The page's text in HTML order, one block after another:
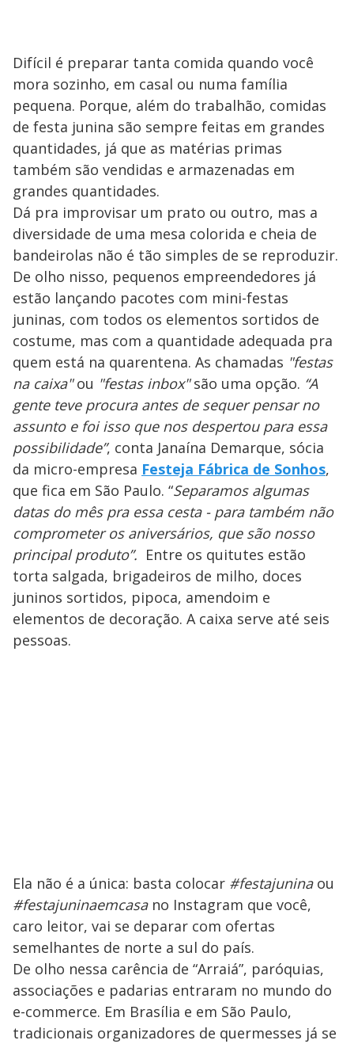
Difícil é preparar tanta comida quando você
mora sozinho, em casal ou numa família
pequena. Porque, além do trabalhão, comidas
de festa junina são sempre feitas em grandes
quantidades, já que as matérias primas
também são vendidas e armazenadas em
grandes quantidades.
Dá pra improvisar um prato ou outro, mas a
diversidade de uma mesa colorida e cheia de
bandeirolas não é tão simples de se reproduzir.
De olho nisso, pequenos empreendedores já
estão lançando pacotes com mini-festas
juninas, com todos os elementos sortidos de
costume, mas com a quantidade adequada pra
quem está na quarentena. As chamadas "festas
na caixa"ou "festas inbox"são uma opção. “A
gente teve procura antes de sequer pensar no
assunto e foi isso que nos despertou para essa
possibilidade”, conta Janaína Demarque, sócia
da micro-empresa Festeja Fábrica de Sonhos,
que fica em São Paulo. “Separamos algumas
datas do mês pra essa cesta - para também não
comprometer os aniversários, que são nosso
principal produto”. Entre os quitutes estão
torta salgada, brigadeiros de milho, doces
juninos sortidos, pipoca, amendoim e
elementos de decoração. A caixa serve até seis
pessoas.
Ela não é a única: basta colocar #festajunina ou
#festajuninaemcasano Instagram que você,
caro leitor, vai se deparar com ofertas
semelhantes de norte a sul do país.
De olho nessa carência de “Arraiá”, paróquias,
associações e padarias entraram no mundo do
e-commerce. Em Brasília e em São Paulo,
tradicionais organizadores de quermesses já se